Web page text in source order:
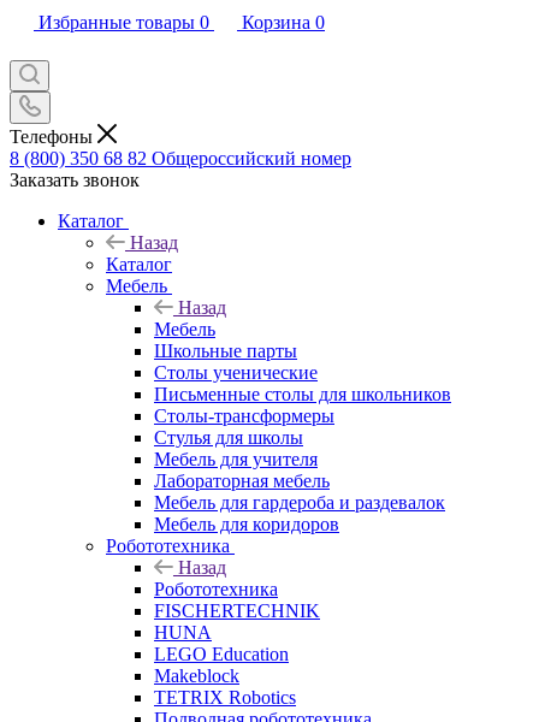
Избранные товары 0 Корзина 0
Телефоны
8 (800) 350 68 82 Общероссийский номер
Заказать звонок
Каталог
Назад
Каталог
Мебель
Назад
Мебель
Школьные парты
Столы ученические
Письменные столы для школьников
Столы-трансформеры
Стулья для школы
Мебель для учителя
Лабораторная мебель
Мебель для гардероба и раздевалок
Мебель для коридоров
Робототехника
Назад
Робототехника
FISCHERTECHNIK
HUNA
LEGO Education
Makeblock
TETRIX Robotics